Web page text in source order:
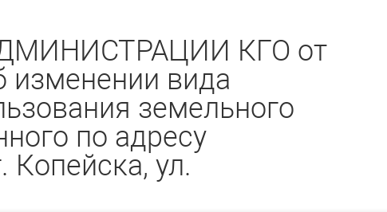
КГО от
вида
земельного
по адресу
Копейска, ул.